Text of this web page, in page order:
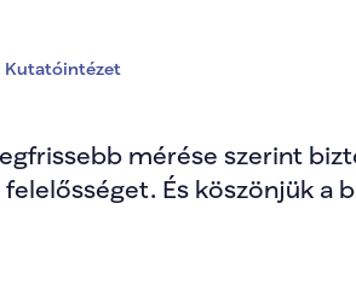
Kutatóintézet
mérése szerint
És köszönjük a